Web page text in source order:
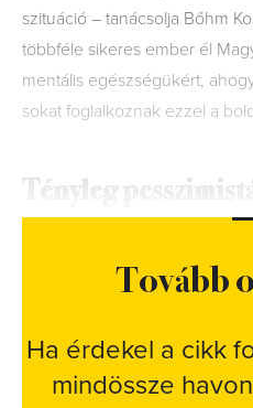
szituáció – tanácsolja Bőhm
többféle sikeres ember él
mentális egészségükért,
sokat foglalkoznak ezzel a
Tényleg
Tovább
Ha érdekel a cikk
mindössze